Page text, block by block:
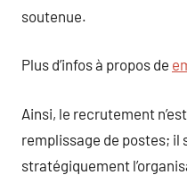
soutenue.
Plus d’infos à propos de
Ainsi, le recrutement
remplissage de postes; il
stratégiquement